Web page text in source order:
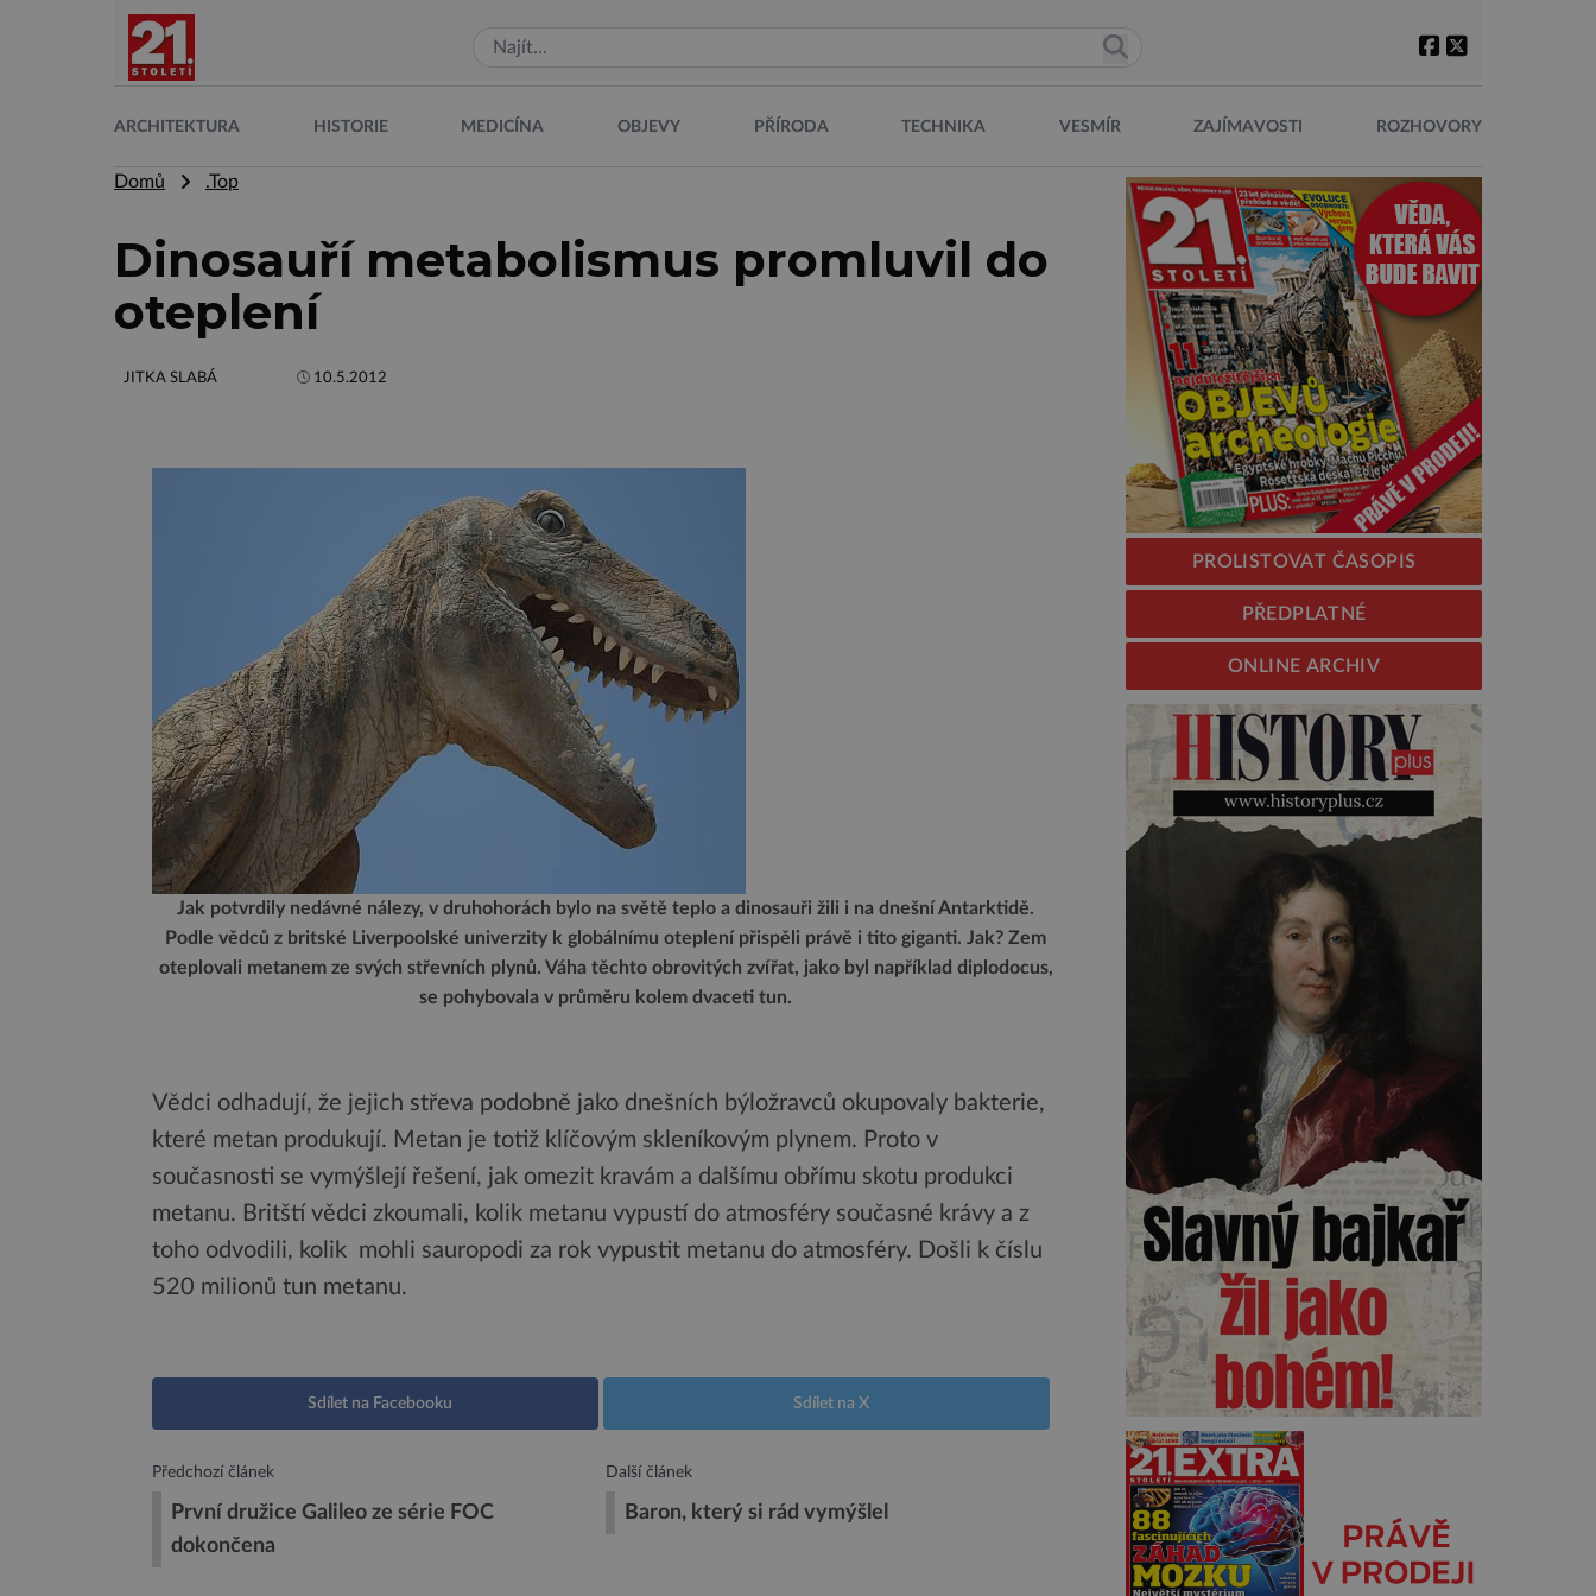
ARCHITEKTURA HISTORIE MEDICÍNA OBJEVY PŘÍRODA TECHNIKA VESMÍR ZAJÍMAVOSTI ROZHOVORY
Domů .Top
Dinosauří metabolismus promluvil do
oteplení
JITKA SLABÁ 10.5.2012
Jak potvrdily nedávné nálezy, v druhohorách bylo na světě teplo a dinosauři žili i na dnešní Antarktidě.
Podle vědců z britské Liverpoolské univerzity k globálnímu oteplení přispěli právě i tito giganti. Jak? Zem
oteplovali metanem ze svých střevních plynů. Váha těchto obrovitých zvířat, jako byl například diplodocus,
se pohybovala v průměru kolem dvaceti tun.
Vědci odhadují, že jejich střeva podobně jako dnešních býložravců okupovaly bakterie,
které metan produkují. Metan je totiž klíčovým skleníkovým plynem. Proto v
současnosti se vymýšlejí řešení, jak omezit kravám a dalšímu obřímu skotu produkci
metanu. Britští vědci zkoumali, kolik metanu vypustí do atmosféry současné krávy a z
toho odvodili, kolik mohli sauropodi za rok vypustit metanu do atmosféry. Došli k číslu
520 milionů tun metanu.
Sdílet na Facebooku Sdílet na X
Předchozí článek
První družice Galileo ze série FOC
dokončena
Další článek
Baron, který si rád vymýšlel
PROLISTOVAT ČASOPIS
PŘEDPLATNÉ
ONLINE ARCHIV